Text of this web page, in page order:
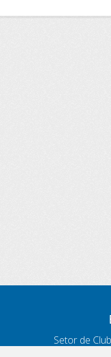
Setor de